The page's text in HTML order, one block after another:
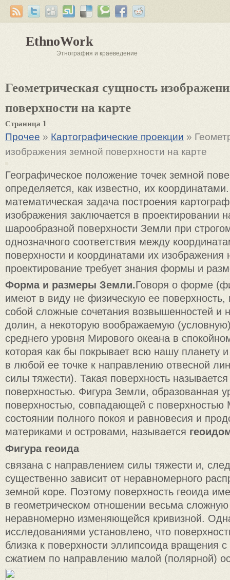
EthnoWork
Этнография и краеведение
Геометрическая сущность
поверхности на карте
Страница 1
Прочее » Картографические проекции »
изображения земной поверхности на карте
Географическое положение точек земной
определяется, как известно, их
математическая задача построения
изображения заключается в проектировании
шарообразной поверхности Земли при
однозначного соответствия между
поверхности и координатами их изображения
проектирование требует знания формы и
Форма и размеры Земли.Говоря о форме
имеют в виду не физическую ее
собой сложные сочетания возвышенностей и
долин, а некоторую воображаемую
среднего уровня Мирового океана в
которая как бы покрывает всю нашу планету
в любой ее точке к направлению отвесной
силы тяжести). Такая поверхность
поверхностью. Фигура Земли, образованная
поверхностью, совпадающей с поверхностью
состоянии полного покоя и равновесия и
материками и островами, называется
Фигура геоида
связана с направлением силы тяжести и,
существенно зависит от неравномерного
земной коре. Поэтому поверхность геоида
в геометрическом отношении весьма
неравномерно изменяющейся кривизной.
исследованиями установлено, что
близка к поверхности эллипсоида вращения
сжатием по направлению малой (полярной)